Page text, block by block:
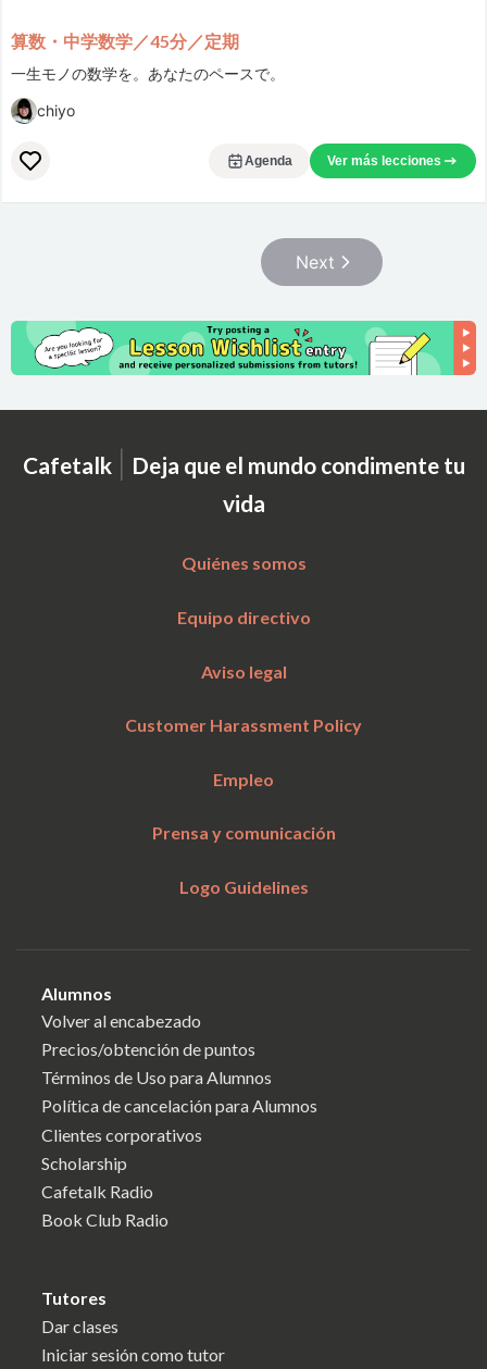
算数・中学数学／45分／定期
一生モノの数学を。あなたのペースで。
chiyo
Agenda Ver más lecciones
Next
Cafetalk | Deja que el mundo condimente tu
vida
Quiénes somos
Equipo directivo
Aviso legal
Customer Harassment Policy
Empleo
Prensa y comunicación
Logo Guidelines
Alumnos
Volver al encabezado
Precios/obtención de puntos
Términos de Uso para Alumnos
Política de cancelación para Alumnos
Clientes corporativos
Scholarship
Cafetalk Radio
Book Club Radio
Tutores
Dar clases
Iniciar sesión como tutor